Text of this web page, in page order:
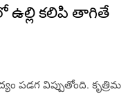
ఉల్లి కలిపి తాగితే
పడగ విప్పుతోంది. కృత్రిమ